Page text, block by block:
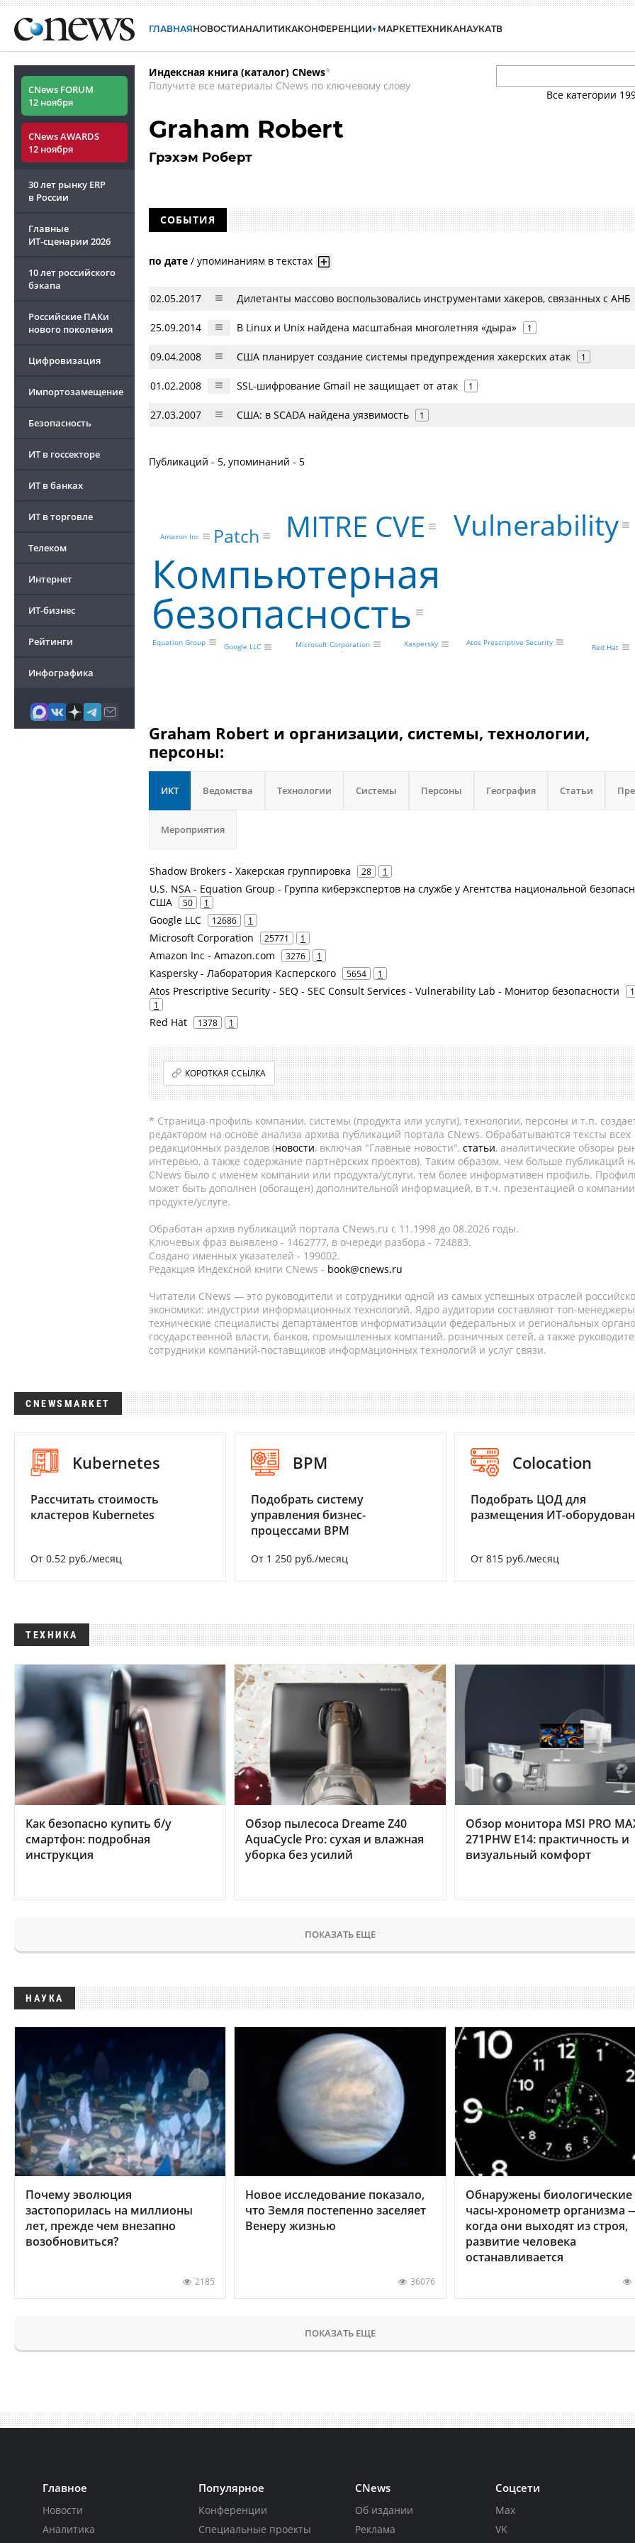
ГЛАВНАЯНОВОСТИАНАЛИТИКАКОНФЕРЕНЦИИ МАРКЕТТЕХНИКАНАУКАТВ
CNews FORUM
12 ноября
CNews AWARDS
12 ноября
30 лет рынку ERP
в России
Главные
ИТ-сценарии 2026
10 лет российского
бэкапа
Российские ПАКи
нового поколения
Цифровизация
Импортозамещение
Безопасность
ИТ в госсекторе
ИТ в банках
ИТ в торговле
Телеком
Интернет
ИТ-бизнес
Рейтинги
Инфографика
Индексная книга (каталог) CNews*
Получите все материалы CNews по ключевому слову
Все категории
Graham Robert
Грэхэм Роберт
СОБЫТИЯ
по дате / упоминаниям в текстах
02.05.2017 Дилетанты массово воспользовались инструментами хакеров, связанных с АНБ
25.09.2014 В Linux и Unix найдена масштабная многолетняя «дыра» 1
09.04.2008 США планирует создание системы предупреждения хакерских атак 1
01.02.2008 SSL-шифрование Gmail не защищает от атак 1
27.03.2007 США: в SCADA найдена уязвимость 1
Публикаций - 5, упоминаний - 5
Компьютерная
безопасность
Vulnerability
MITRE CVE
Patch
Equation Group Google LLC Microsoft Corporation
Amazon Inc
Kaspersky Atos Prescriptive Security
Red Hat
Graham Robert и организации, системы, технологии,
персоны:
ИКТ Ведомства Технологии Системы Персоны География Статьи
Мероприятия
Shadow Brokers - Хакерская группировка 28 1
U.S. NSA - Equation Group - Группа киберэкспертов на службе у Агентства национальной
США
50 1
Google LLC 12686 1
Microsoft Corporation 25771 1
Amazon Inc - Amazon.com 3276 1
Kaspersky - Лаборатория Касперского 5654 1
Atos Prescriptive Security - SEQ - SEC Consult Services - Vulnerability Lab - Монитор безопасности
1
Red Hat 1378 1
КОРОТКАЯ ССЫЛКА
* Страница-профиль компании, системы (продукта или услуги), технологии, персоны и т.п.
редактором на основе анализа архива публикаций портала CNews. Обрабатываются тексты всех
редакционных разделов (новости, включая "Главные новости", статьи, аналитические обзоры
интервью, а также содержание партнёрских проектов). Таким образом, чем больше публикаций
CNews было с именем компании или продукта/услуги, тем более информативен профиль.
может быть дополнен (обогащен) дополнительной информацией, в т.ч. презентацией о
продукте/услуге.
Обработан архив публикаций портала CNews.ru c 11.1998 до 08.2026 годы.
Ключевых фраз выявлено - 1462777, в очереди разбора - 724883.
Создано именных указателей - 199002.
Редакция Индексной книги CNews - book@cnews.ru
Читатели CNews — это руководители и сотрудники одной из самых успешных отраслей
экономики: индустрии информационных технологий. Ядро аудитории составляют топ-
технические специалисты департаментов информатизации федеральных и региональных
государственной власти, банков, промышленных компаний, розничных сетей, а также
сотрудники компаний-поставщиков информационных технологий и услуг связи.
CNEWSMARKET
Kubernetes
Рассчитать стоимость
кластеров Kubernetes
От 0.52 руб./месяц
BPM
Подобрать систему
управления бизнес-
процессами BPM
От 1 250 руб./месяц
Colocation
Подобрать ЦОД для
размещения ИТ-
От 815 руб./месяц
ТЕХНИКА
Как безопасно купить б/у
смартфон: подробная
инструкция
Обзор пылесоса Dreame Z40
AquaCycle Pro: сухая и влажная
уборка без усилий
Обзор монитора MSI PRO
271PHW E14: практичность и
визуальный комфорт
ПОКАЗАТЬ ЕЩЕ
НАУКА
Почему эволюция
застопорилась на миллионы
лет, прежде чем внезапно
возобновиться?
2185
Новое исследование показало,
что Земля постепенно заселяет
Венеру жизнью
36076
Обнаружены биологические
часы-хронометр организма
когда они выходят из строя,
развитие человека
останавливается
ПОКАЗАТЬ ЕЩЕ
Главное
Новости
Аналитика
Популярное
Конференции
Специальные проекты
CNews
Об издании
Реклама
Соцсети
Max
VK